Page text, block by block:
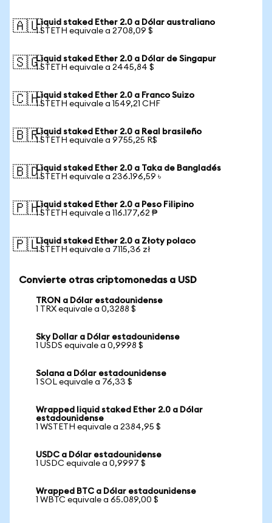
🇦🇺Liquid staked Ether 2.0 a Dólar australiano
1 STETH equivale a 2708,09 $
🇸🇬Liquid staked Ether 2.0 a Dólar de Singapur
1 STETH equivale a 2445,84 $
🇨🇭Liquid staked Ether 2.0 a Franco Suizo
1 STETH equivale a 1549,21 CHF
🇧🇷Liquid staked Ether 2.0 a Real brasileño
1 STETH equivale a 9755,25 R$
🇧🇩Liquid staked Ether 2.0 a Taka de Bangladés
1 STETH equivale a 236.196,59 ৳
🇵🇭Liquid staked Ether 2.0 a Peso Filipino
1 STETH equivale a 116.177,62 ₱
🇵🇱Liquid staked Ether 2.0 a Złoty polaco
1 STETH equivale a 7115,36 zł
Convierte otras criptomonedas a USD
TRON a Dólar estadounidense
1 TRX equivale a 0,3288 $
Sky Dollar a Dólar estadounidense
1 USDS equivale a 0,9998 $
Solana a Dólar estadounidense
1 SOL equivale a 76,33 $
Wrapped liquid staked Ether 2.0 a Dólar
estadounidense
1 WSTETH equivale a 2384,95 $
USDC a Dólar estadounidense
1 USDC equivale a 0,9997 $
Wrapped BTC a Dólar estadounidense
1 WBTC equivale a 65.089,00 $